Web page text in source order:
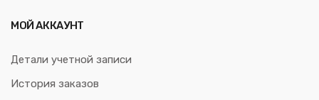
МОЙ АККАУНТ
Детали учетной записи
История заказов